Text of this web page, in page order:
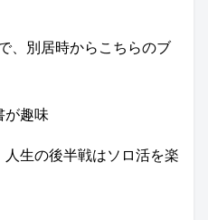
、別居時からこちらのブ
が趣味
生の後半戦はソロ活を楽